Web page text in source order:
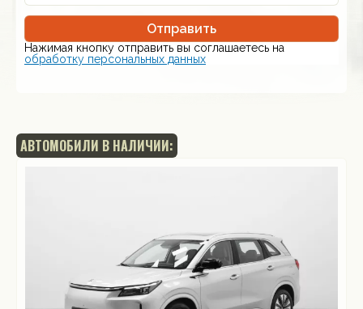
Отправить
Нажимая кнопку отправить вы соглашаетесь на
обработку персональных данных
АВТОМОБИЛИ В НАЛИЧИИ: